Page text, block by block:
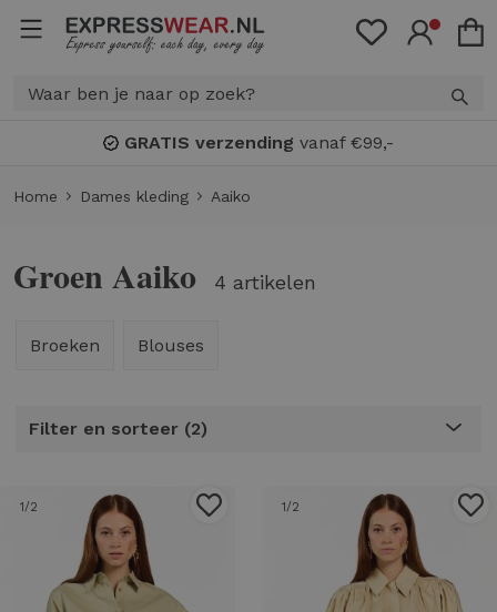
GRATIS verzending vanaf €99,-
Home Dames kleding Aaiko
Groen Aaiko 4 artikelen
Broeken Blouses
Filter en sorteer 2
1/2 1/2